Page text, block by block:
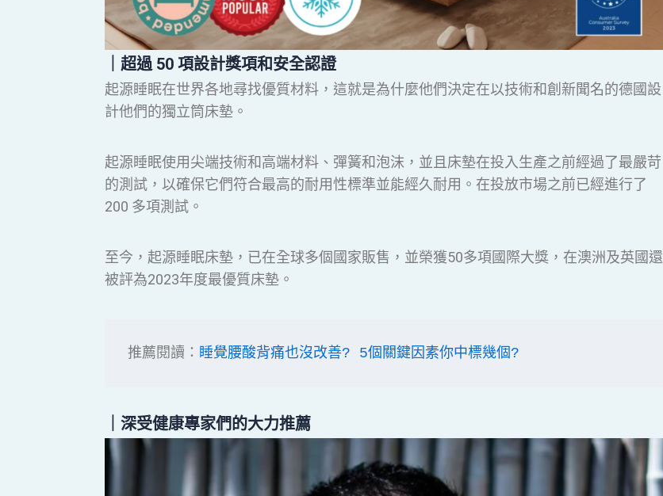
｜超過 50 項設計獎項和安全認證
起源睡眠在世界各地尋找優質材料，這就是為什麼他們決定在以技術和創新聞名的德國設
計他們的獨立筒床墊。
起源睡眠使用尖端技術和高端材料、彈簧和泡沫，並且床墊在投入生產之前經過了最嚴苛
的測試，以確保它們符合最高的耐用性標準並能經久耐用。在投放市場之前已經進行了
200 多項測試。
至今，起源睡眠床墊，已在全球多個國家販售，並榮獲50多項國際大獎，在澳洲及英國還
被評為2023年度最優質床墊。
推薦閱讀： 睡覺腰酸背痛也沒改善? 5個關鍵因素你中標幾個?
｜深受健康專家們的大力推薦